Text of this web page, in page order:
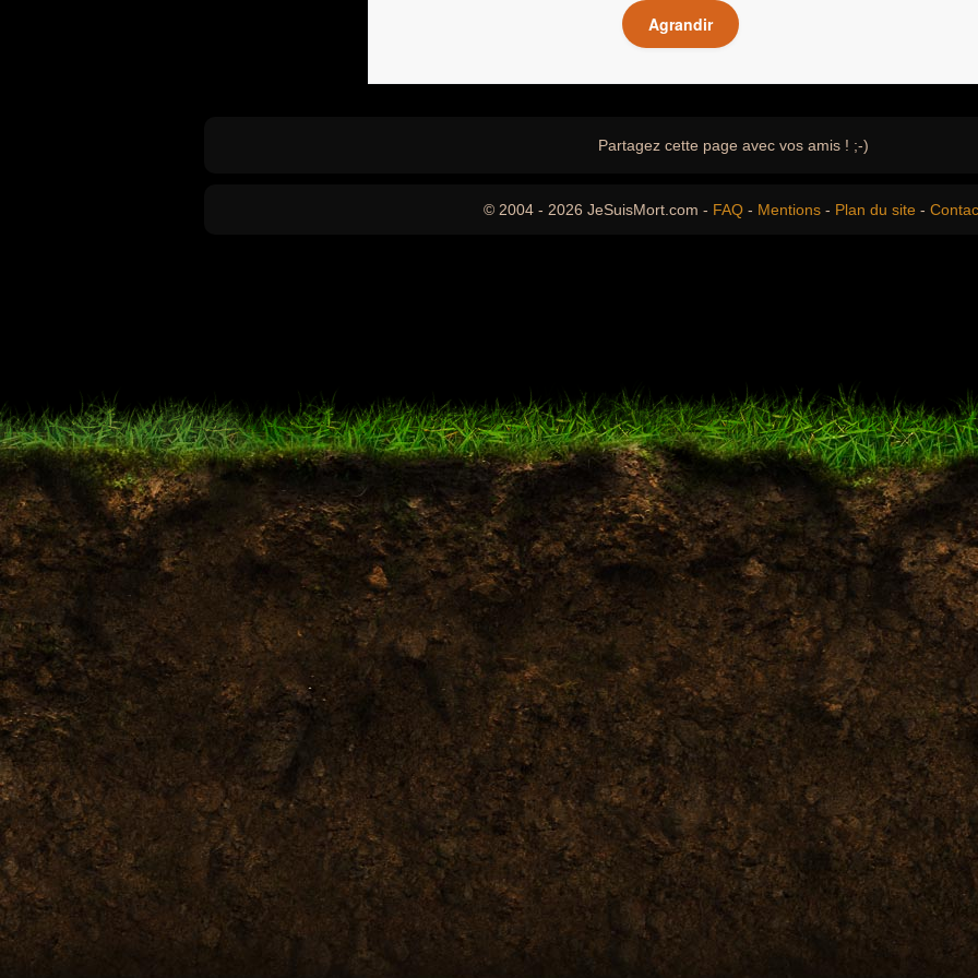
Agrandir
Partagez cette page avec vos amis ! ;-)
© 2004 - 2026 JeSuisMort.com - FAQ - Mentions - Plan du site -